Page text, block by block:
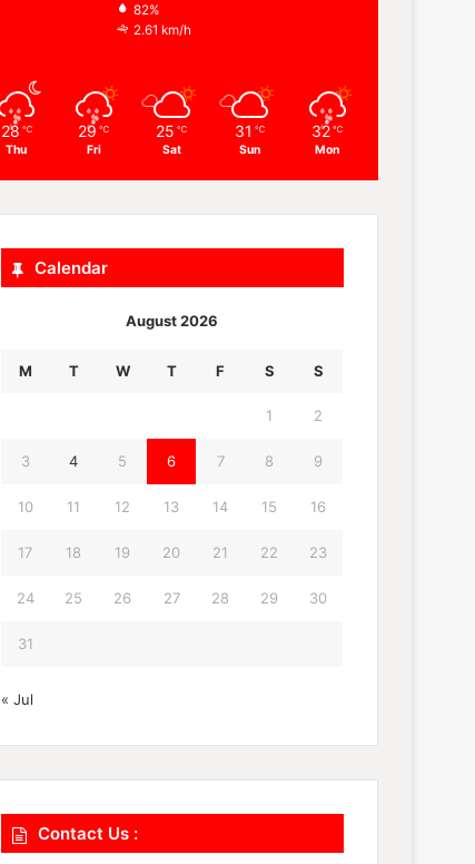
82%
2.61 km/h
28 ℃
Thu
29 ℃
Fri
25 ℃
Sat
31 ℃
Sun
32 ℃
Mon
Calendar
August 2026
M T W T F S S
1 2
3 4 5 6 7 8 9
10 11 12 13 14 15 16
17 18 19 20 21 22 23
24 25 26 27 28 29 30
31
« Jul
Contact Us :